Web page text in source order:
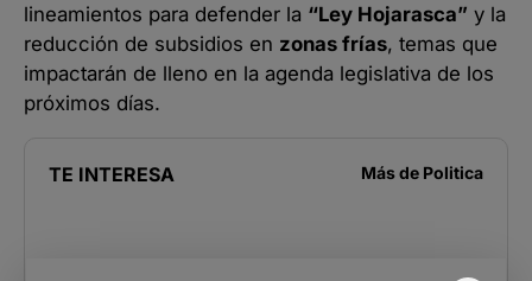
lineamientos para defender la “Ley Hojarasca” y la
reducción de subsidios en zonas frías, temas que
impactarán de lleno en la agenda legislativa de los
próximos días.
TE INTERESA Más de Politica